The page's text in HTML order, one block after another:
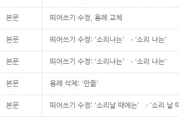
본문 띄어쓰기 수정, 용례 교체
본문 띄어쓰기 수정: '소리나는' → '소리 나는'
본문 띄어쓰기 수정: '소리나는' → '소리 나는'
본문 용례 삭제: '만듦'
본문 띄어쓰기 수정: '소리날 때에는' → '소리 날